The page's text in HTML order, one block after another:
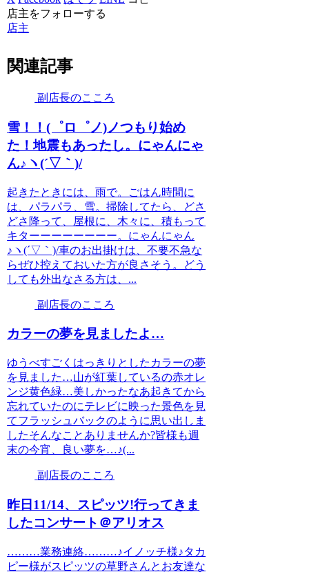
店主をフォローする
店主
関連記事
副店長のこころ
雪！！(゜ロ゜ノ)ノつもり始め
た！地震もあったし。にゃんにゃ
ん♪ヽ(´▽｀)/
起きたときには、雨で。ごはん時間に
は、パラパラ、雪。掃除してたら、どさ
どさ降って、屋根に、木々に、積もって
キターーーーーーーー。にゃんにゃん
♪ヽ(´▽｀)/車のお出掛けは、不要不急な
らぜひ控えておいた方が良さそう。どう
しても外出なさる方は、...
副店長のこころ
カラーの夢を見ましたよ…
ゆうべすごくはっきりとしたカラーの夢
を見ました…山が紅葉しているの赤オレ
ンジ黄色緑…美しかったなあ起きてから
忘れていたのにテレビに映った景色を見
てフラッシュバックのように思い出しま
したそんなことありませんか?皆様も週
末の今宵、良い夢を…♪(...
副店長のこころ
昨日11/14、スピッツ!行ってきま
したコンサート＠アリオス
………業務連絡………♪イノッチ様♪タカ
ピー様がスピッツの草野さんとお友達な